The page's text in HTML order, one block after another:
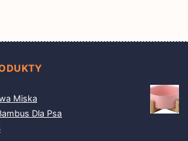
Miska
Dla Psa